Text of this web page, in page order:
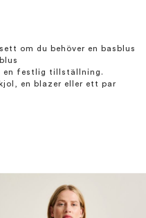
om du behöver en basblus
en festlig tillställning.
en blazer eller ett par